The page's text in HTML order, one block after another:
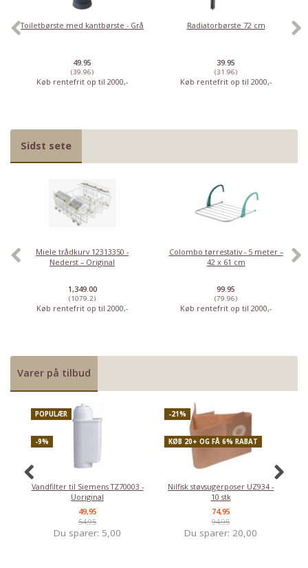
Toiletbørste med kantbørste - Grå
49.95
(39.96)
Køb rentefrit op til 2000,-
Radiatorbørste 72 cm
39.95
(31.96)
Køb rentefrit op til 2000,-
Sidst sete
Miele trådkurv 12313350 -
Nederst – Original
1,349.00
(1079.2)
Køb rentefrit op til 2000,-
Colombo tørrestativ - 5 meter –
42 x 61 cm
99.95
(79.96)
Køb rentefrit op til 2000,-
Varer på tilbud
POPULÆR
-9%
Vandfilter til Siemens TZ70003 -
Uoriginal
49,95
54,95
Du sparer: 5,00
-21%
KØB 20+ OG FÅ 6% RABAT
Nilfisk støvsugerposer UZ934 -
10 stk
74,95
94,95
Du sparer: 20,00